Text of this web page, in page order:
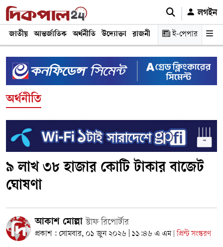
লগইন
জাতীয় আন্তর্জাতিক অর্থনীতি উদ্যোক্তা রাজনীতি শিক্ষা স্বাস্থ্য ও
ই-পেপার
অর্থনীতি
৯ লাখ ৩৮ হাজার কোটি টাকার বাজেট
ঘোষণা
আকাশ মোল্লাস্টাফ রিপোর্টার
প্রকাশ : সোমবার, ০১ জুন ২০২৬ | ১১:৪৬ এ এম প্রিন্ট সংস্করণ